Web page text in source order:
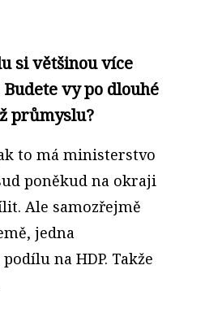
si většinou více
vy po dlouhé
průmyslu?
to má ministerstvo
poněkud na okraji
Ale samozřejmě
jedna
na HDP. Takže